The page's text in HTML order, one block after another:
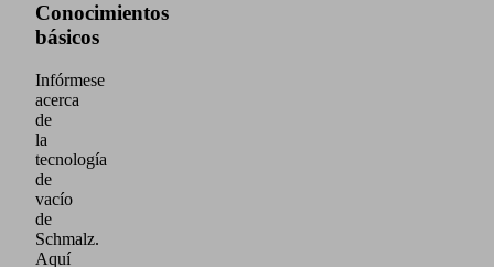
Conocimientos
básicos
Infórmese
acerca
de
la
tecnología
de
vacío
de
Schmalz.
Aquí